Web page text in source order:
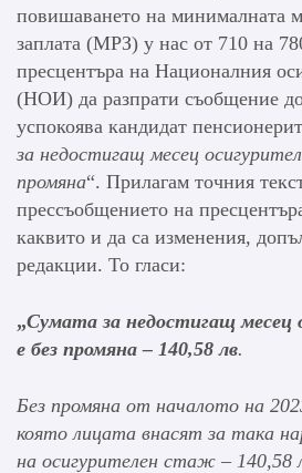
повишаването на минималната
заплата (МРЗ) у нас от 710 на
пресцентъра на Националния
(НОИ) да разпрати съобщение
успокоява кандидат
за недостигащ месец
промяна“. Прилагам точния
прессъобщението на
каквито и да са изменения,
редакции. То гласи:
„Сумата за недостигащ месец
е без промяна – 140,58 лв.
Без промяна от началото на
която лицата внасят за така
на осигурителен стаж – 140,58